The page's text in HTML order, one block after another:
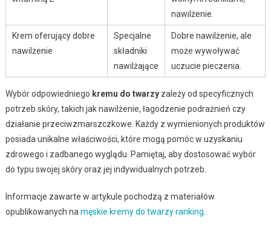
nawilżenie.
Krem oferujący dobre
nawilżenie
Specjalne
składniki
nawilżające
Dobre nawilżenie, ale
może wywoływać
uczucie pieczenia.
Wybór odpowiedniego kremu do twarzyzależy od specyficznych
potrzeb skóry, takich jak nawilżenie, łagodzenie podrażnień czy
działanie przeciwzmarszczkowe. Każdy z wymienionych produktów
posiada unikalne właściwości, które mogą pomóc w uzyskaniu
zdrowego i zadbanego wyglądu. Pamiętaj, aby dostosować wybór
do typu swojej skóry oraz jej indywidualnych potrzeb.
Informacje zawarte w artykule pochodzą z materiałów
opublikowanych na męskie kremy do twarzy ranking